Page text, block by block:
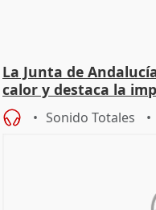
La Junta de
calor y destaca la
Sonido Totales